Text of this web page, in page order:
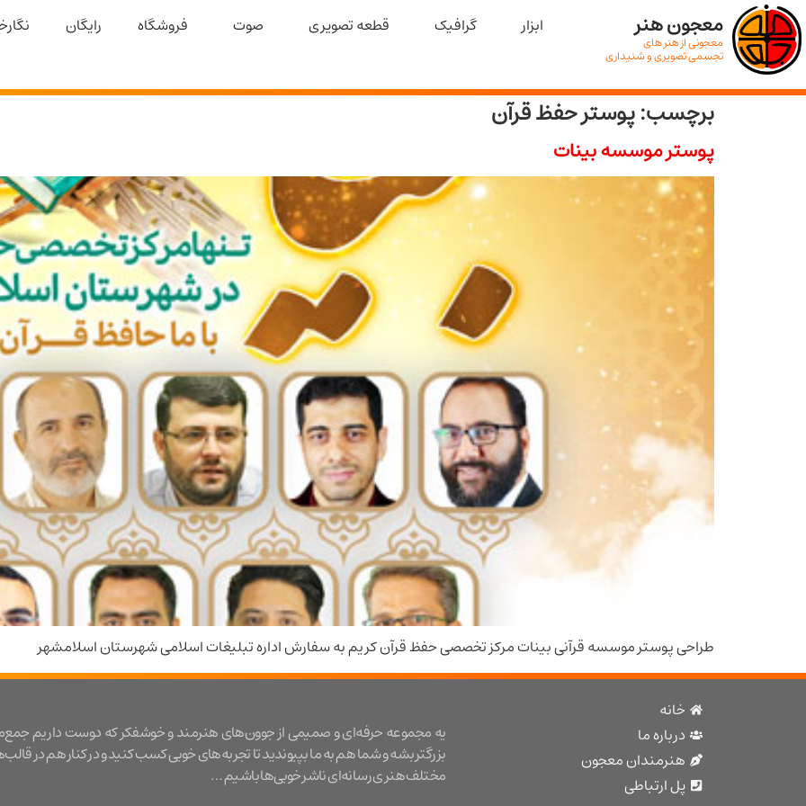
معجون هنر
معجونی از هنر های
تجسمی تصویری و شنیداری
ابزار گرافیک قطعه تصویری صوت فروشگاه رایگان
برچسب:پوستر حفظ قرآن
پوستر موسسه بینات
طراحی پوستر موسسه قرآنی بینات مرکز تخصصی حفظ قرآن کریم به سفارش اداره تبلیغات اسلامی شهرستان اسلامشهر
خانه
درباره ما
هنرمندان معجون
پل ارتباطی
یه مجموعه حرفه‌ای و صمیمی از جوون‌های هنرمند و خوشفکر که دوست داریم
بزرگتر بشه و شما هم به ما بپیوندید تا تجربه‌های خوبی کسب کنید و در کنار هم در
مختلف هنری رسانه‌ای ناشر خوبی‌ها باشیم …